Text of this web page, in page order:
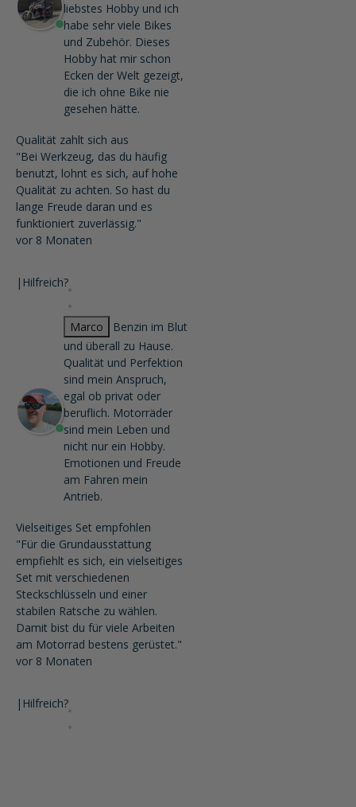
liebstes Hobby und ich
habe sehr viele Bikes
und Zubehör. Dieses
Hobby hat mir schon
Ecken der Welt gezeigt,
die ich ohne Bike nie
gesehen hätte.
Qualität zahlt sich aus
"Bei Werkzeug, das du häufig
benutzt, lohnt es sich, auf hohe
Qualität zu achten. So hast du
lange Freude daran und es
funktioniert zuverlässig."
vor 8 Monaten
| Hilfreich?
Marco
Benzin im Blut
und überall zu Hause.
Qualität und Perfektion
sind mein Anspruch,
egal ob privat oder
beruflich. Motorräder
sind mein Leben und
nicht nur ein Hobby.
Emotionen und Freude
am Fahren mein
Antrieb.
Vielseitiges Set empfohlen
"Für die Grundausstattung
empfiehlt es sich, ein vielseitiges
Set mit verschiedenen
Steckschlüsseln und einer
stabilen Ratsche zu wählen.
Damit bist du für viele Arbeiten
am Motorrad bestens gerüstet."
vor 8 Monaten
| Hilfreich?